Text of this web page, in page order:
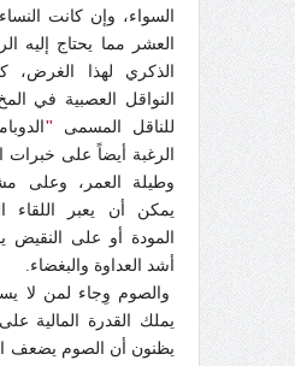
السواء، وإن كانت
العشر مما يحتاج إليه
الذكري لهذا الغرض،
النواقل العصبية في
للناقل المسمى "
الرغبة أيضاً على خبرات
وطيلة العمر، وعلى
يمكن أن يعبر
المودة أو على
أشد العداوة والبغضاء.
والصوم وِجاء لمن لا
يملك القدرة المالية
يظنون أن الصوم يضعف